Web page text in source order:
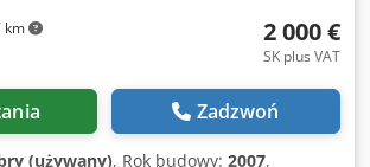
km 2 000 €
SK plus VAT
Zadzwoń
(używany), Rok budowy: 2007,